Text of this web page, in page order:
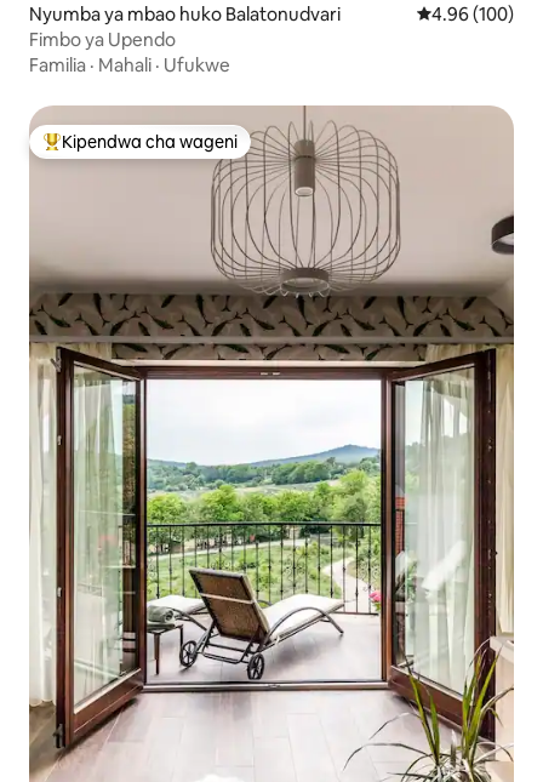
Nyumba ya mbao huko Balatonudvari Ukadiriaji wa
4.96 (100)
Fimbo ya Upendo
Familia · Mahali · Ufukwe
Kipendwa maarufu cha wageni
Kipendwa cha wageni